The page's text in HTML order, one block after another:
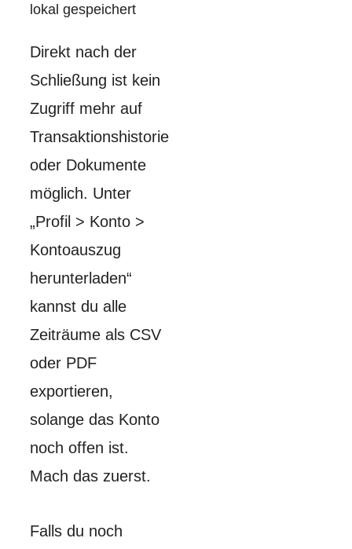
lokal gespeichert
Direkt nach der
Schließung ist kein
Zugriff mehr auf
Transaktionshistorie
oder Dokumente
möglich. Unter
„Profil > Konto >
Kontoauszug
herunterladen“
kannst du alle
Zeiträume als CSV
oder PDF
exportieren,
solange das Konto
noch offen ist.
Mach das zuerst.
Falls du noch